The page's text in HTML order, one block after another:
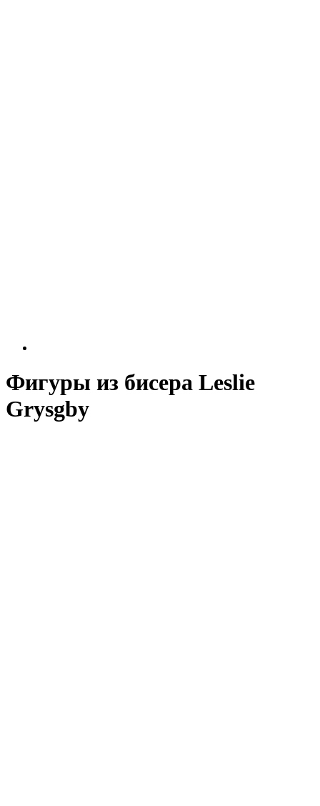
Фигуры из бисера Leslie
Grysgby